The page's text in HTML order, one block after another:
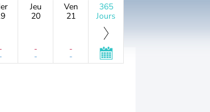
-
-
Jeu
20
-
-
Ven
21
-
-
365
Jours